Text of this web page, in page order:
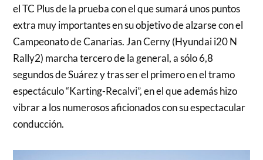
el TC Plus de la prueba con el que sumará unos puntos
extra muy importantes en su objetivo de alzarse con el
Campeonato de Canarias. Jan Cerny (Hyundai i20 N
Rally2) marcha tercero de la general, a sólo 6,8
segundos de Suárez y tras ser el primero en el tramo
espectáculo “Karting-Recalvi”, en el que además hizo
vibrar a los numerosos aficionados con su espectacular
conducción.